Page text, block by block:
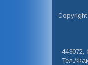
443072,
Тел./